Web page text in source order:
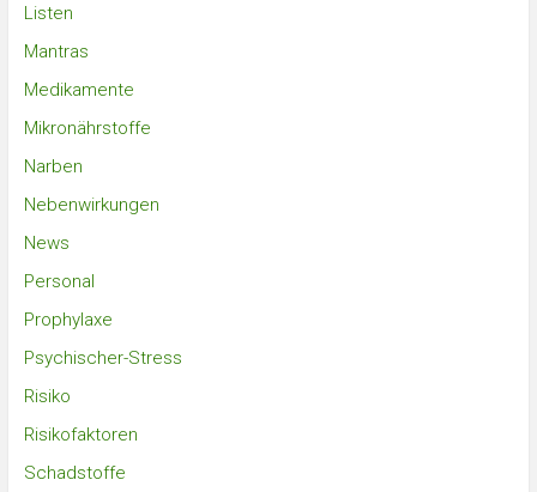
Listen
Mantras
Medikamente
Mikronährstoffe
Narben
Nebenwirkungen
News
Personal
Prophylaxe
Psychischer-Stress
Risiko
Risikofaktoren
Schadstoffe